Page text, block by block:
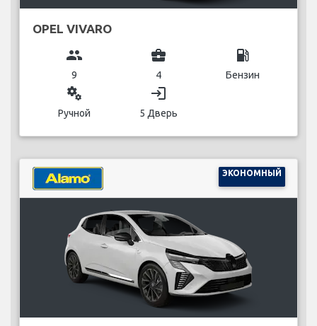
OPEL VIVARO
group
9
business_center
4
local_gas_station
Бензин
miscellaneous_services
Ручной
login
5 Дверь
ЭКОНОМНЫЙ